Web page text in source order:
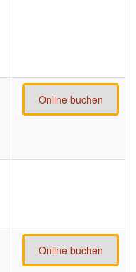
Online buchen
Online buchen